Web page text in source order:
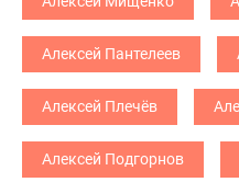
Алексей Пантелеев
Алексей Плечёв
Алексей Подгорнов